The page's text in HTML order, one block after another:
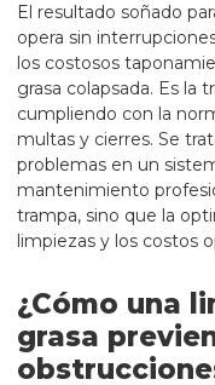
El resultado soñado
opera sin
los costosos
grasa colapsada. Es la
cumpliendo con la
multas y cierres. Se
problemas en un
mantenimiento
trampa, sino que la
limpiezas y los costos
¿Cómo una
grasa